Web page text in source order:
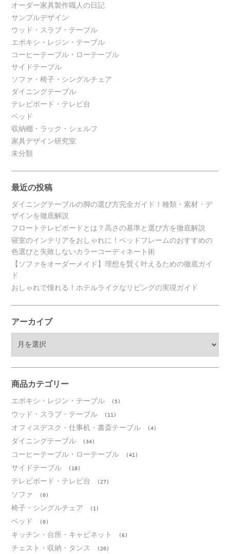
オーダー家具製作職人の日記
サンプルデザイン
ウッド・スラブ・テーブル
エポキシ・レジン・テーブル
コーヒーテーブル・ローテーブル
サイドテーブル
ソファ・椅子・シングルチェア
ダイニングテーブル
テレビボード・テレビ台
ベッド
収納棚・ラック・シェルフ
家具デザイン研究室
未分類
最近の投稿
ダイニングテーブルの脚の選び方完全ガイド！種類・素材・デ
ザインを徹底解説
フロートテレビボードとは？高さの基準と選び方を徹底解説
寝室のインテリアをおしゃれに！ベッドフレームのおすすめの
色選びと失敗しないカラーコーディネート術
【ソファをオーダーメイド】理想を賢く叶えるための徹底ガイ
ド
おしゃれで憧れる！ホテルライクなリビングの実現ガイド
アーカイブ
ブ
商品カテゴリー
エポキシ・レジン・テーブル (5)
ウッド・スラブ・テーブル (11)
オフィスデスク・仕事机・書斎テーブル (4)
ダイニングテーブル (34)
コーヒーテーブル・ローテーブル (41)
サイドテーブル (18)
テレビボード・テレビ台 (27)
ソファ (0)
椅子・シングルチェア (1)
ベッド (0)
キッチン・台所・キャビネット (6)
チェスト・収納・タンス (20)